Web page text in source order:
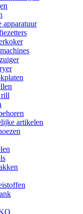
apparatuur
artikelen